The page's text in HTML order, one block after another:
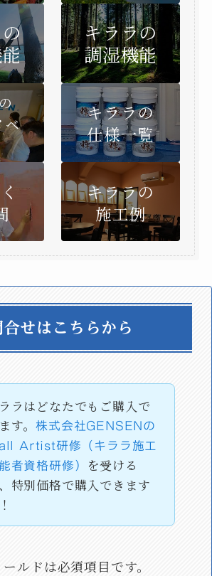
キララの
調湿機能
ベ
キララの
仕様一覧
キララの
施工例
合せはこちらから
ラはどなたでもご購入で
す。株式会社GENSENの
Artist研修（キララ施工
者資格研修）
を受ける
特別価格で購入できます
ルドは必須項目です。